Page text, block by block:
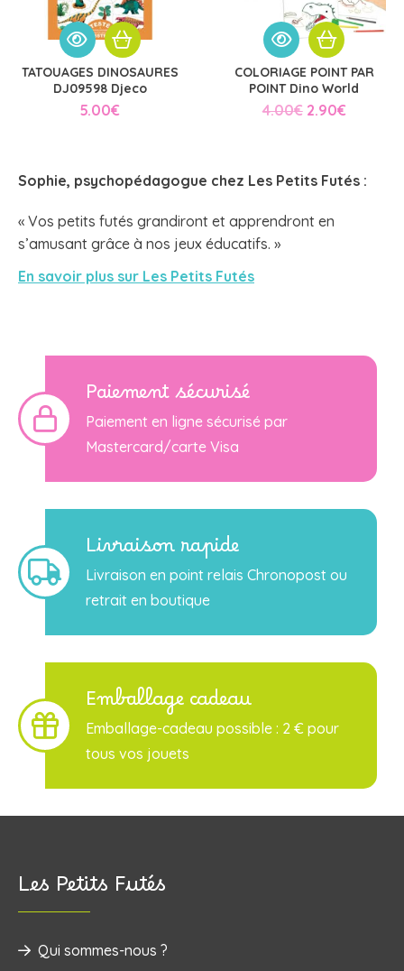
Sophie, psychopédagogue chez Les Petits Futés :
« Vos petits futés grandiront et apprendront en
s’amusant grâce à nos jeux éducatifs. »
En savoir plus sur Les Petits Futés
TATOUAGES DINOSAURES
DJ09598 Djeco
5.00€
COLORIAGE POINT PAR
POINT Dino World
4.00€ Le
2.90€Le
Paiement sécurisé
Paiement en ligne sécurisé par
Mastercard/carte Visa
Livraison rapide
Livraison en point relais Chronopost ou
retrait en boutique
Emballage cadeau
Emballage-cadeau possible : 2 € pour
tous vos jouets
Les Petits Futés
Qui sommes-nous ?